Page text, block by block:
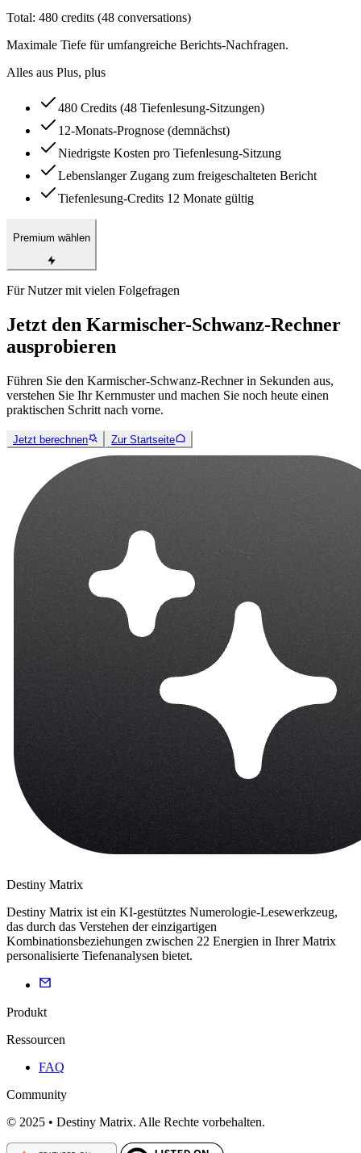
Total: 480 credits (48 conversations)
Maximale Tiefe für umfangreiche Berichts-Nachfragen.
Alles aus Plus, plus
480 Credits (48 Tiefenlesung-Sitzungen)
12-Monats-Prognose (demnächst)
Niedrigste Kosten pro Tiefenlesung-Sitzung
Lebenslanger Zugang zum freigeschalteten Bericht
Tiefenlesung-Credits 12 Monate gültig
Premium wählen
Für Nutzer mit vielen Folgefragen
Jetzt den Karmischer-Schwanz-Rechner
ausprobieren
Führen Sie den Karmischer-Schwanz-Rechner in Sekunden aus,
verstehen Sie Ihr Kernmuster und machen Sie noch heute einen
praktischen Schritt nach vorne.
Jetzt berechnen Zur Startseite
Destiny Matrix
Destiny Matrix ist ein KI-gestütztes Numerologie-Lesewerkzeug,
das durch das Verstehen der einzigartigen
Kombinationsbeziehungen zwischen 22 Energien in Ihrer Matrix
personalisierte Tiefenanalysen bietet.
Produkt
Ressourcen
FAQ
Community
© 2025 • Destiny Matrix. Alle Rechte vorbehalten.